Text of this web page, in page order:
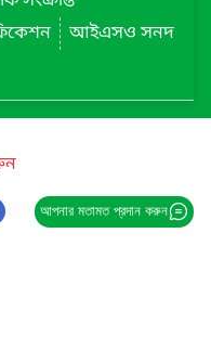
আইএসও সনদ
আপনার মতামত প্রদান করুন